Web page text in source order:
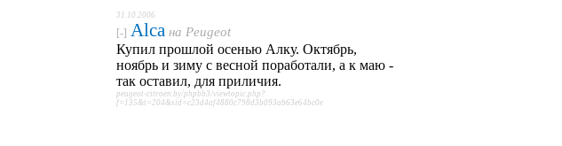
31.10.2006
[-] Alca на Peugeot
Купил прошлой осенью Алку. Октябрь,
ноябрь и зиму с весной поработали, а к маю -
так оставил, для приличия.
peugeot-citroen.by/phpbb3/viewtopic.php?
f=135&t=204&sid=c23d4af4880c798d3b093ab63e64bc0e